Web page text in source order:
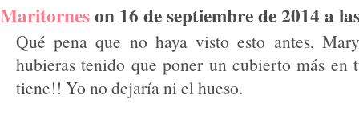
Maritorneson 16 de septiembre de 2014 a
Qué pena que no haya visto esto antes,
hubieras tenido que poner un cubierto más en
tiene!! Yo no dejaría ni el hueso.